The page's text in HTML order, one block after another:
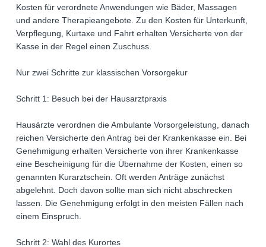
Kosten für verordnete Anwendungen wie Bäder, Massagen
und andere Therapieangebote. Zu den Kosten für Unterkunft,
Verpflegung, Kurtaxe und Fahrt erhalten Versicherte von der
Kasse in der Regel einen Zuschuss.
Nur zwei Schritte zur klassischen Vorsorgekur
Schritt 1: Besuch bei der Hausarztpraxis
Hausärzte verordnen die Ambulante Vorsorgeleistung, danach
reichen Versicherte den Antrag bei der Krankenkasse ein. Bei
Genehmigung erhalten Versicherte von ihrer Krankenkasse
eine Bescheinigung für die Übernahme der Kosten, einen so
genannten Kurarztschein. Oft werden Anträge zunächst
abgelehnt. Doch davon sollte man sich nicht abschrecken
lassen. Die Genehmigung erfolgt in den meisten Fällen nach
einem Einspruch.
Schritt 2: Wahl des Kurortes